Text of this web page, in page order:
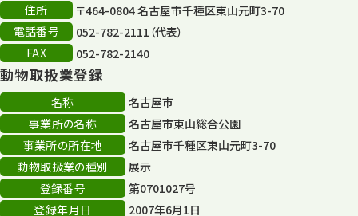
住所
〒464-0804 名古屋市千種区東山元町3-70
電話番号
052-782-2111（代表）
FAX
052-782-2140
動物取扱業登録
名称
名古屋市
事業所の名称
名古屋市東山総合公園
事業所の所在地
名古屋市千種区東山元町3-70
動物取扱業の種別
展示
登録番号
第0701027号
登録年月日
2007年6月1日